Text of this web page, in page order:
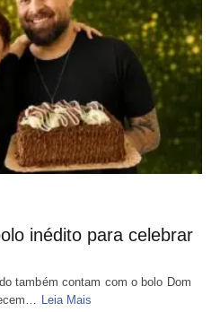
inédito para celebrar
também contam com o bolo Dom
Leia Mais